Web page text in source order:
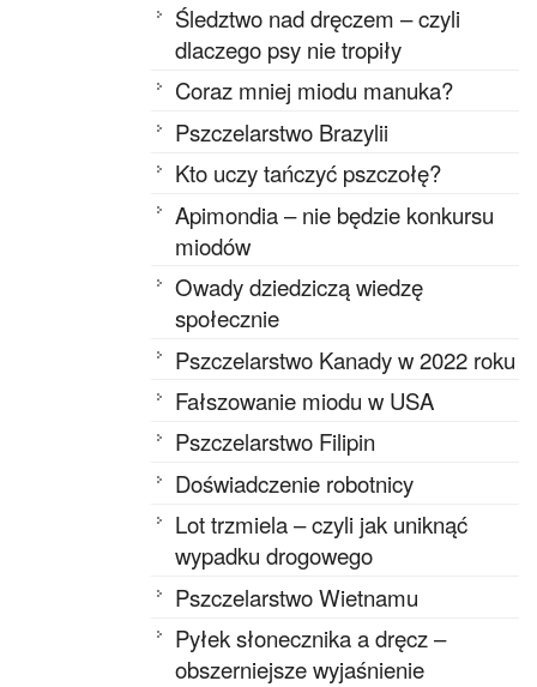
Śledztwo nad dręczem – czyli
dlaczego psy nie tropiły
Coraz mniej miodu manuka?
Pszczelarstwo Brazylii
Kto uczy tańczyć pszczołę?
Apimondia – nie będzie konkursu
miodów
Owady dziedziczą wiedzę
społecznie
Pszczelarstwo Kanady w 2022 roku
Fałszowanie miodu w USA
Pszczelarstwo Filipin
Doświadczenie robotnicy
Lot trzmiela – czyli jak uniknąć
wypadku drogowego
Pszczelarstwo Wietnamu
Pyłek słonecznika a dręcz –
obszerniejsze wyjaśnienie